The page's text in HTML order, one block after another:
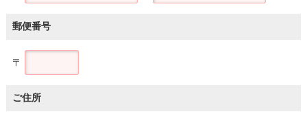
郵便番号
〒
ご住所